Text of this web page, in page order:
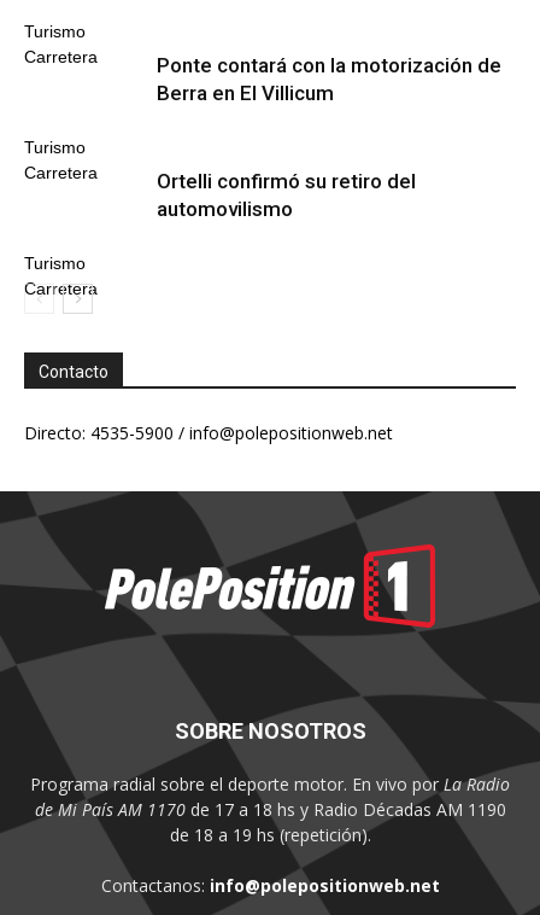
Turismo
Carretera
Turismo
Carretera
Ponte contará con la motorización de
Berra en El Villicum
Turismo
Carretera
Ortelli confirmó su retiro del
automovilismo
Contacto
Directo: 4535-5900 / info@polepositionweb.net
SOBRE NOSOTROS
Programa radial sobre el deporte motor. En vivo por La Radio
de Mi País AM 1170de 17 a 18 hs y Radio Décadas AM 1190
de 18 a 19 hs (repetición).
Contactanos: info@polepositionweb.net